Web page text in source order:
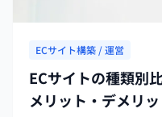
ECサイト構築 / 運営
ECサイトの種類別
メリット・デメリ